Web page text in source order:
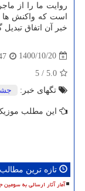
روایت ما را از
است که واکنش
خبر آن اتفاق تبدیل
1400/10/20
5.0
/
5
تگهای خبر:
این مطلب
تازه ترین
آمار آثار ارسالی به